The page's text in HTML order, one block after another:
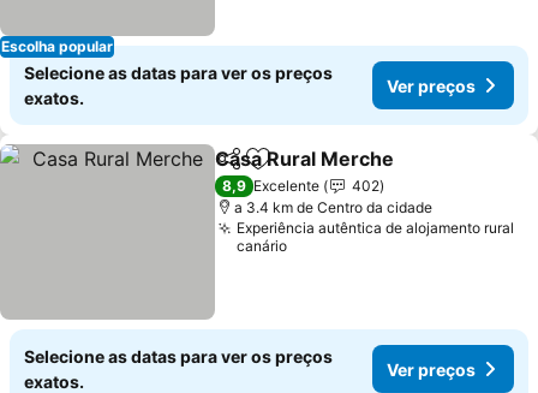
Escolha popular
Selecione as datas para ver os preços
exatos.
Ver preços
PartilharAdicionar aos favoritos
Casa Rural Merche
8,9 Excelente
402
a 3.4 km de Centro da cidade
Experiência autêntica de alojamento rural
canário
Selecione as datas para ver os preços
exatos.
Ver preços